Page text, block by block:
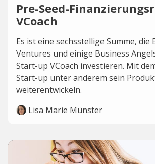
Pre-Seed-
VCoach
Es ist eine sechsstellige Summe, die
Ventures und einige Business
Start-up VCoach investieren. Mit
Start-up unter anderem sein
weiterentwickeln.
Lisa Marie Münster